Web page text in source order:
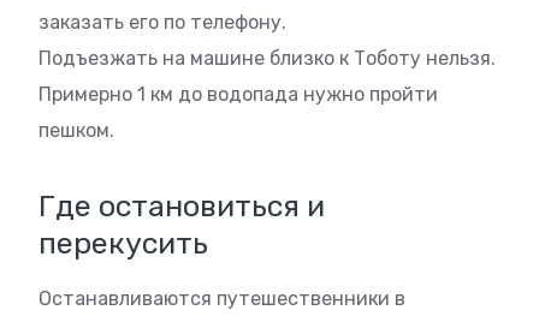
заказать его по телефону.
Подъезжать на машине близко к Тоботу нельзя.
Примерно 1 км до водопада нужно пройти
пешком.
Где остановиться и
перекусить
Останавливаются путешественники в